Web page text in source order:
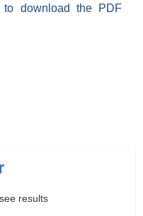
to download the PDF
results